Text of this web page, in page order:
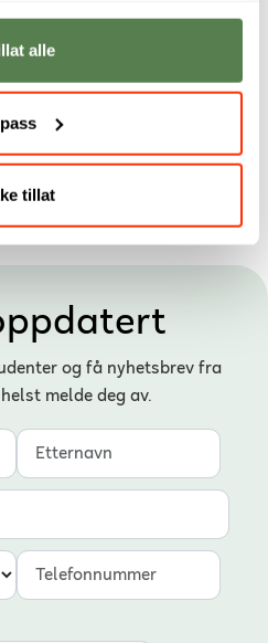
alle
tillat
erfarer på
og selvtilliten de trenger
film- og TV-bransje, sier
i Oslo og Bergen. Neste
nå kan du sikre deg din
her.
og få nyhetsbrev fra
melde deg av.